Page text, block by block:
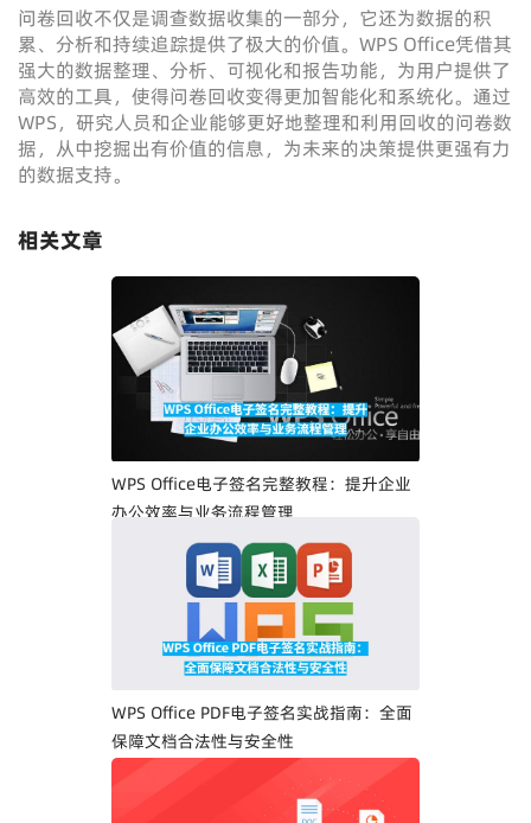
问卷回收不仅是调查数据收集的一部分，它还为数据的积
累、分析和持续追踪提供了极大的价值。WPS Office凭借其
强大的数据整理、分析、可视化和报告功能，为用户提供了
高效的工具，使得问卷回收变得更加智能化和系统化。通过
WPS，研究人员和企业能够更好地整理和利用回收的问卷数
据，从中挖掘出有价值的信息，为未来的决策提供更强有力
的数据支持。
相关文章
WPS Office电子签名完整教程：提升企业
办公效率与业务流程管理
WPS Office PDF电子签名实战指南：全面
保障文档合法性与安全性